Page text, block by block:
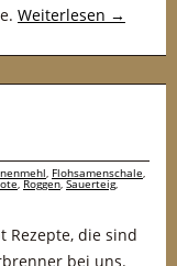
Weiterlesen →
, Flohsamenschale,
,Roggen,Sauerteig,
Rezepte, die sind
bei uns.